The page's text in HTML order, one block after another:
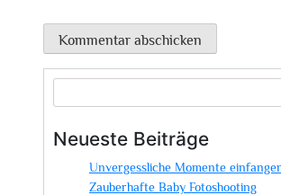
Neueste Beiträge
Unvergessliche Momente
Zauberhafte Baby Fotoshooting